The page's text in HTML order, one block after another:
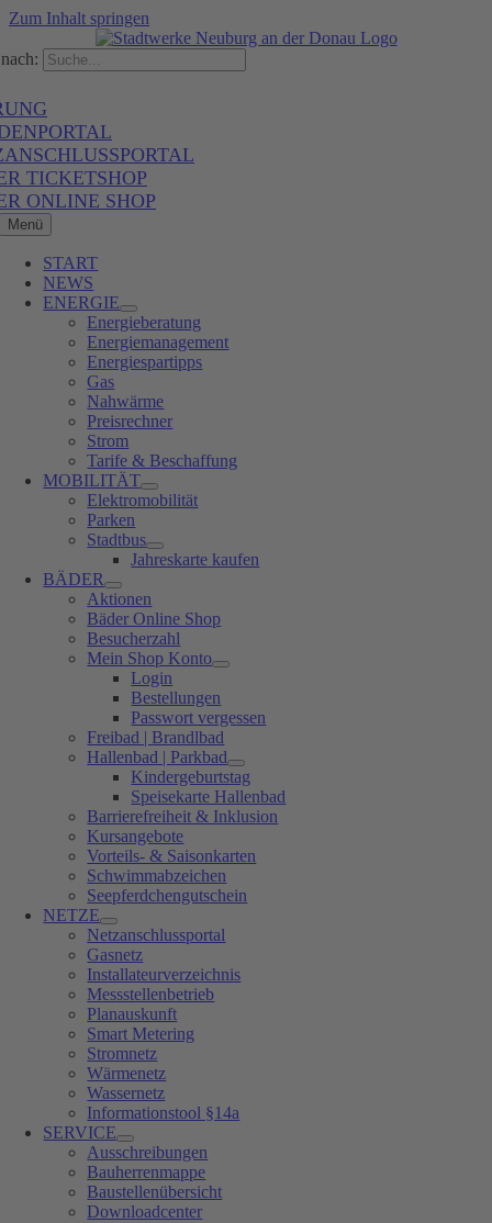
Zum Inhalt springen
TICKETSHOP
ONLINE SHOP
Menü
START
NEWS
ENERGIE
Energieberatung
Energiemanagement
Energiespartipps
Gas
Nahwärme
Preisrechner
Strom
Tarife & Beschaffung
MOBILITÄT
Elektromobilität
Parken
Stadtbus
Jahreskarte kaufen
BÄDER
Aktionen
Bäder Online Shop
Besucherzahl
Mein Shop Konto
Login
Bestellungen
Passwort vergessen
Freibad | Brandlbad
Hallenbad | Parkbad
Kindergeburtstag
Speisekarte Hallenbad
Barrierefreiheit & Inklusion
Kursangebote
Vorteils- & Saisonkarten
Schwimmabzeichen
Seepferdchengutschein
NETZE
Netzanschlussportal
Gasnetz
Installateurverzeichnis
Messstellenbetrieb
Planauskunft
Smart Metering
Stromnetz
Wärmenetz
Wassernetz
Informationstool §14a
SERVICE
Ausschreibungen
Bauherrenmappe
Baustellenübersicht
Downloadcenter